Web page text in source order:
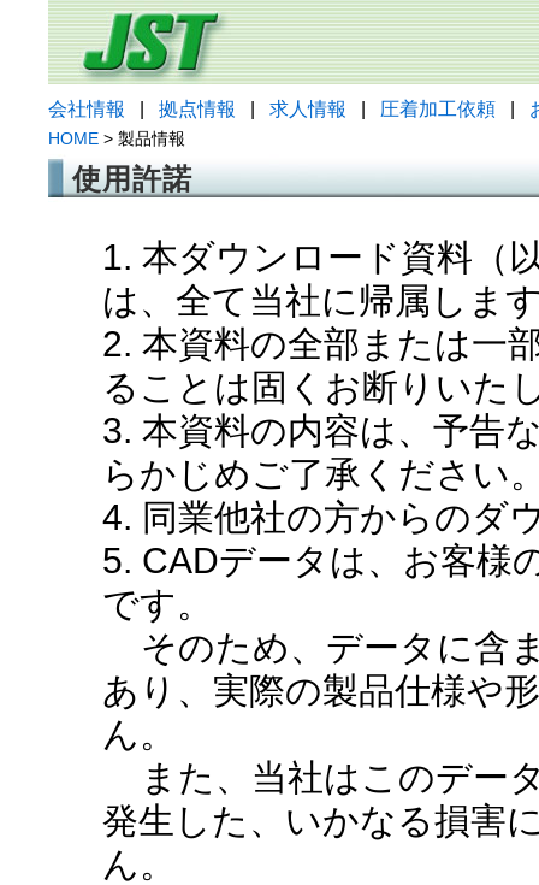
会社情報 拠点情報 求人情報 圧着加工依頼
HOME > 製品情報
使用許諾
1. 本ダウンロード資料（
は、全て当社に帰属しま
2. 本資料の全部または一
ることは固くお断りいた
3. 本資料の内容は、予告
らかじめご了承ください
4. 同業他社の方からのダ
5. CADデータは、お客様
です。
そのため、データに含
あり、実際の製品仕様や
ん。
また、当社はこのデー
発生した、いかなる損害
ん。